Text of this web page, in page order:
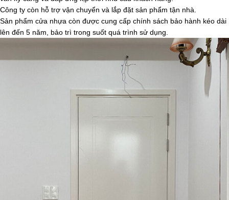
Công ty còn hỗ trợ vận chuyển và lắp đặt sản phẩm tận nhà.
Sản phẩm cửa nhựa còn được cung cấp chính sách bảo hành kéo dài
lên đến 5 năm, bảo trì trong suốt quá trình sử dụng.